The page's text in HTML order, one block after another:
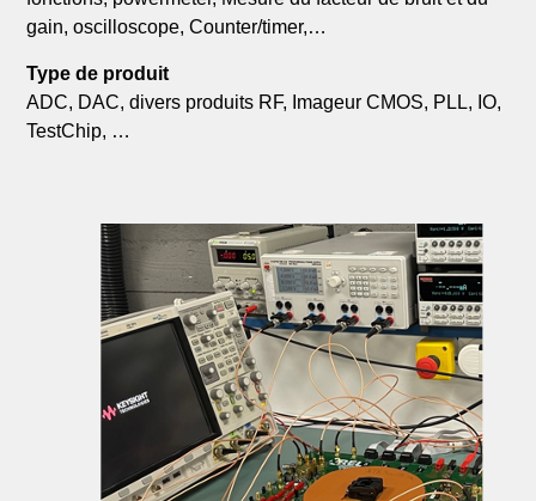
gain, oscilloscope, Counter/timer,…
Type de produit
ADC, DAC, divers produits RF, Imageur CMOS, PLL, IO,
TestChip, …